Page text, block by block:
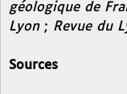
géologique de
Lyon; Revue du
Sources